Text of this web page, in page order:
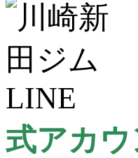
式アカウ